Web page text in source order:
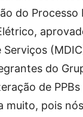
do
do
de
muito, pois